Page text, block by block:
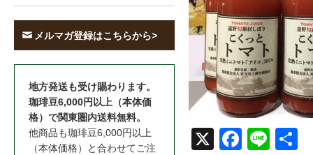
Face
Line
メルマガ登録はこちらから>
地方発送も受け賜わります。
珈琲豆6,000円以上（本体価
格）で関東圏内送料無料。
他商品も珈琲豆6,000円以上
（本体価格）と合わせてご注